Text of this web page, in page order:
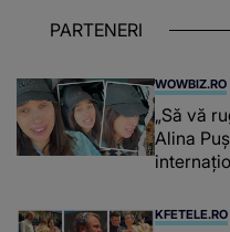
PARTENERI
WOWBIZ.RO
„Să vă
Alina
KFETELE.RO